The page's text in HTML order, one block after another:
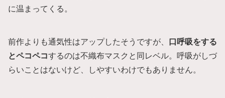
に温まってくる。
前作よりも通気性はアップしたそうですが、
口呼吸をする
とペコペコするのは不織布マスクと同レベル。呼吸がしづ
らいことはないけど、しやすいわけでもありません。